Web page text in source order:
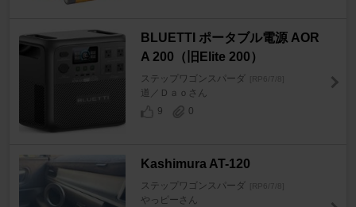
BLUETTI ポータブル電源 AOR
A 200（旧Elite 200）
ステップワゴンスパーダ [RP6/7/8]
道／Ｄａｏさん
9
0
Kashimura AT-120
ステップワゴンスパーダ [RP6/7/8]
やっピーさん